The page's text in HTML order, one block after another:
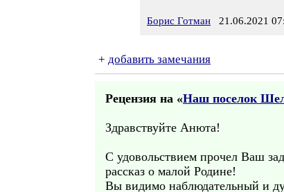
Борис Готман 21.06.2021
+ добавить замечания
Рецензия на «Наш поселок
Здравствуйте Анюта!
С удовольствием прочел Ваш
рассказ о малой Родине!
Вы видимо наблюдательный и